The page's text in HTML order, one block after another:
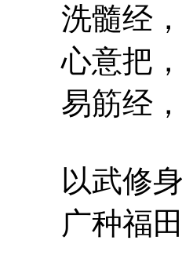
洗髓经，
心意把，
易筋经，
以武修身
广种福田